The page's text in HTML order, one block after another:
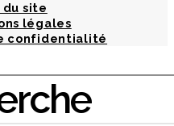
du site
légales
confidentialité